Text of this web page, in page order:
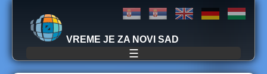
Jump to navigation
VREME JE ZA NOVI SAD
☰